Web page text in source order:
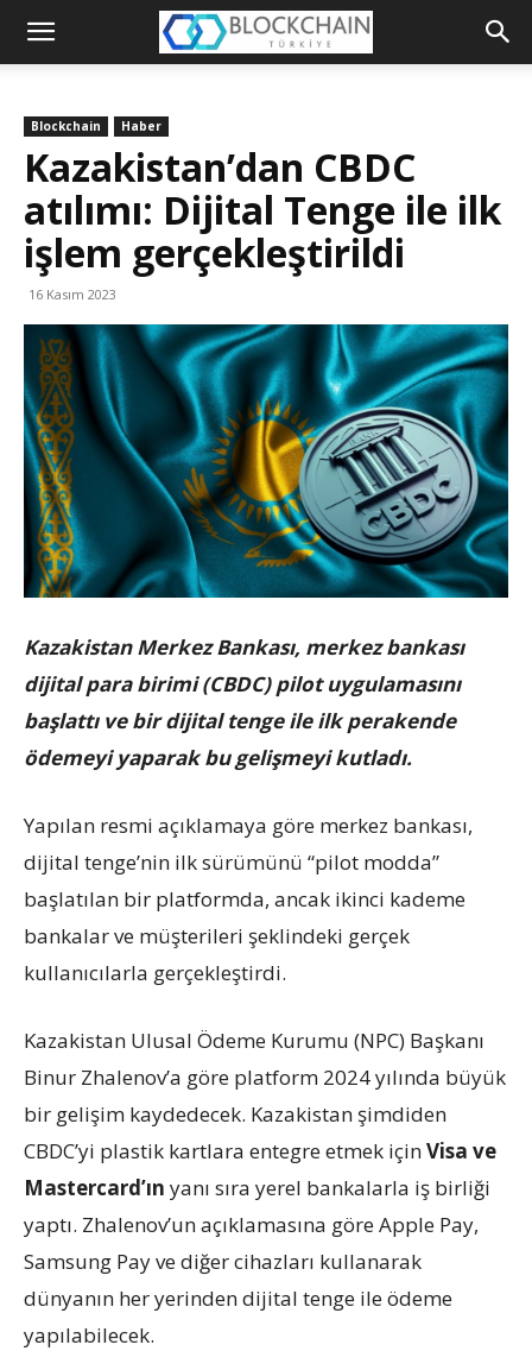
Blockchain
Blockchain Haber
Kazakistan’dan CBDC
atılımı: Dijital Tenge ile ilk
işlem gerçekleştirildi
16 Kasım 2023
Kazakistan Merkez Bankası, merkez bankası
dijital para birimi (CBDC) pilot uygulamasını
başlattı ve bir dijital tenge ile ilk perakende
ödemeyi yaparak bu gelişmeyi kutladı.
Yapılan resmi açıklamaya göre merkez bankası,
dijital tenge’nin ilk sürümünü “pilot modda”
başlatılan bir platformda, ancak ikinci kademe
bankalar ve müşterileri şeklindeki gerçek
kullanıcılarla gerçekleştirdi.
Kazakistan Ulusal Ödeme Kurumu (NPC) Başkanı
Binur Zhalenov’a göre platform 2024 yılında büyük
bir gelişim kaydedecek. Kazakistan şimdiden
CBDC’yi plastik kartlara entegre etmek içinVisa ve
Mastercard’ın yanı sıra yerel bankalarla iş birliği
yaptı. Zhalenov’un açıklamasına göre Apple Pay,
Samsung Pay ve diğer cihazları kullanarak
dünyanın her yerinden dijital tenge ile ödeme
yapılabilecek.